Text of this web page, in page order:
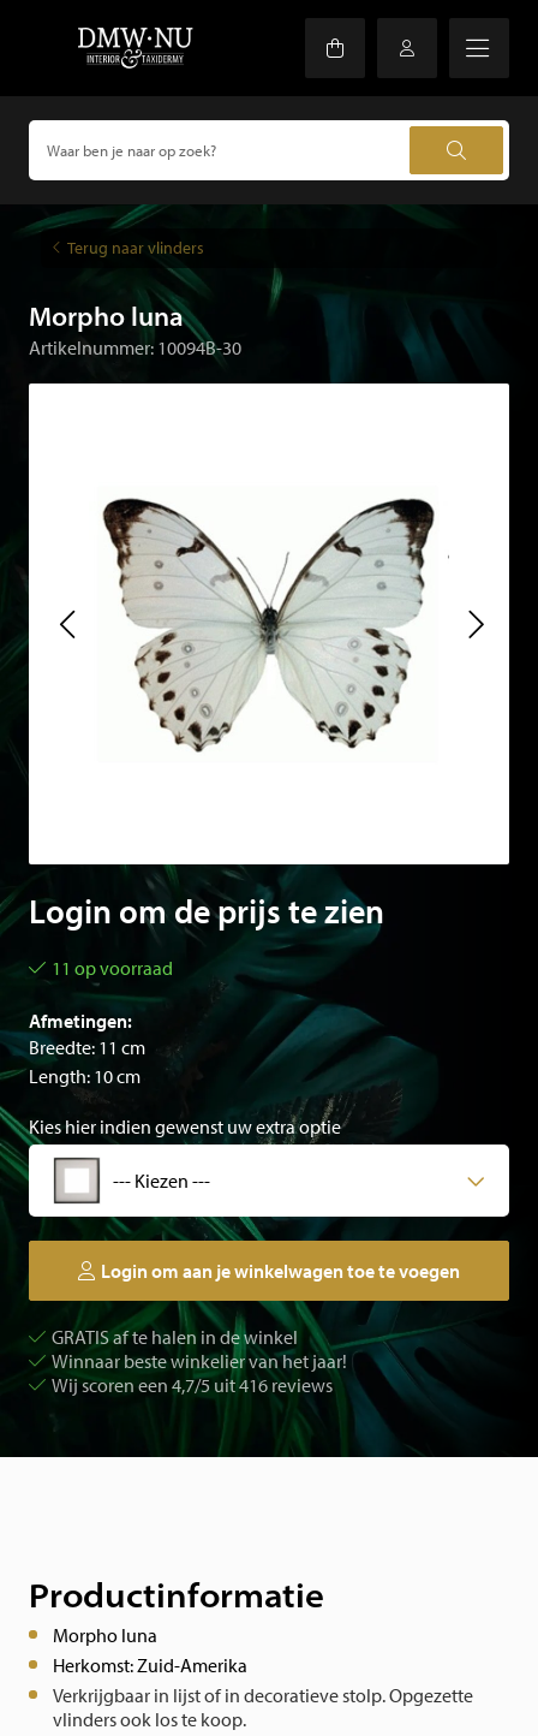
Terug naar vlinders
Morpho luna
Artikelnummer: 10094B-30
Login om de prijs te zien
11 op voorraad
Afmetingen:
Breedte: 11 cm
Length: 10 cm
Kies hier indien gewenst uw extra optie
--- Kiezen ---
Login om aan je winkelwagen toe te voegen
GRATIS af te halen in de winkel
Winnaar beste winkelier van het jaar!
Wij scoren een 4,7/5 uit 416 reviews
Productinformatie
Morpho luna
Herkomst: Zuid-Amerika
Verkrijgbaar in lijst of in decoratieve stolp. Opgezette
vlinders ook los te koop.